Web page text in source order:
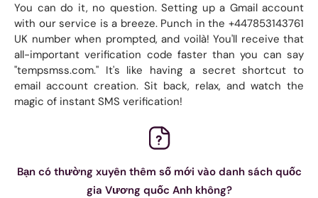
You can do it, no question. Setting up a Gmail account
with our service is a breeze. Punch in the +447853143761
UK number when prompted, and voilà! You'll receive that
all-important verification code faster than you can say
"tempsmss.com." It's like having a secret shortcut to
email account creation. Sit back, relax, and watch the
magic of instant SMS verification!
Bạn có thường xuyên thêm số mới vào danh sách quốc
gia Vương quốc Anh không?